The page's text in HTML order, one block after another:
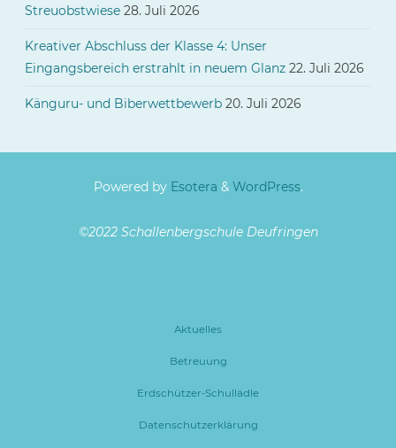
Streuobstwiese 28. Juli 2026
Kreativer Abschluss der Klasse 4: Unser
Eingangsbereich erstrahlt in neuem Glanz 22. Juli 2026
Känguru- und Biberwettbewerb 20. Juli 2026
Powered byEsotera & WordPress.
©2022 Schallenbergschule Deufringen
Aktuelles
Betreuung
Erdschützer-Schullädle
Datenschutzerklärung